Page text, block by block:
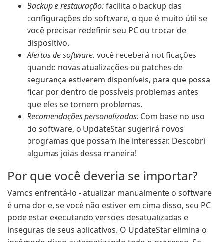
Backup e restauração:facilita o backup das
configurações do software, o que é muito útil se
você precisar redefinir seu PC ou trocar de
dispositivo.
Alertas de software:você receberá notificações
quando novas atualizações ou patches de
segurança estiverem disponíveis, para que possa
ficar por dentro de possíveis problemas antes
que eles se tornem problemas.
Recomendações personalizadas: Com base no uso
do software, o UpdateStar sugerirá novos
programas que possam lhe interessar. Descobri
algumas joias dessa maneira!
Por que você deveria se importar?
Vamos enfrentá-lo - atualizar manualmente o software
é uma dor e, se você não estiver em cima disso, seu PC
pode estar executando versões desatualizadas e
inseguras de seus aplicativos. O UpdateStar elimina o